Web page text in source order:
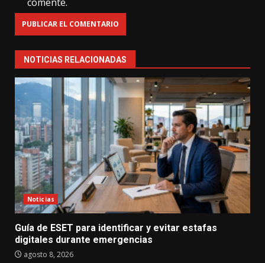
NOTICIAS RELACIONADAS
Noticias
Guía de ESET para identificar y evitar estafas
digitales durante emergencias
agosto 8, 2026